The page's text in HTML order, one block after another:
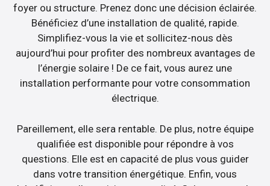
foyer ou structure. Prenez donc une décision éclairée.
Bénéficiez d’une installation de qualité, rapide.
Simplifiez-vous la vie et sollicitez-nous dès
aujourd’hui pour profiter des nombreux avantages de
l’énergie solaire ! De ce fait, vous aurez une
installation performante pour votre consommation
électrique.
Pareillement, elle sera rentable. De plus, notre équipe
qualifiée est disponible pour répondre à vos
questions. Elle est en capacité de plus vous guider
dans votre transition énergétique. Enfin, vous